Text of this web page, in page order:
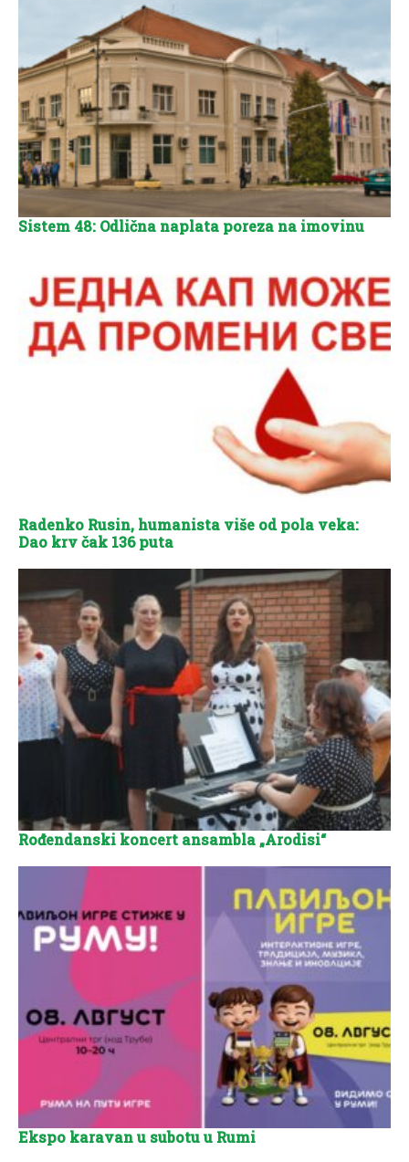
Sistem 48: Odlična naplata poreza na imovinu
Radenko Rusin, humanista više od pola veka:
Dao krv čak 136 puta
Rođendanski koncert ansambla „Arodisi“
Ekspo karavan u subotu u Rumi